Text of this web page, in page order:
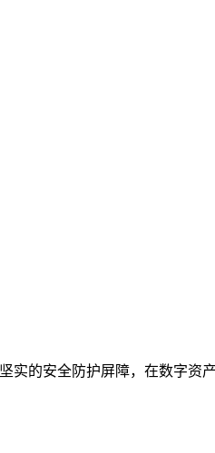
的安全防护屏障，在数字资